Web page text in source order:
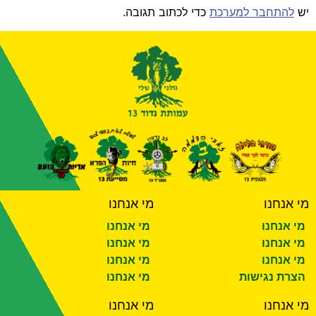
יש להתחבר למערכת כדי לכתוב תגובה.
מי אנחנו
מי אנחנו
מי אנחנו
מי אנחנו
הצרת נגישות
מי אנחנו
מי אנחנו
מי אנחנו
מי אנחנו
מי אנחנו
מי אנחנו מי אנחנו